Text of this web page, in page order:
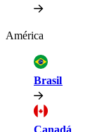
América​​
Brasil​​
Canadá​​